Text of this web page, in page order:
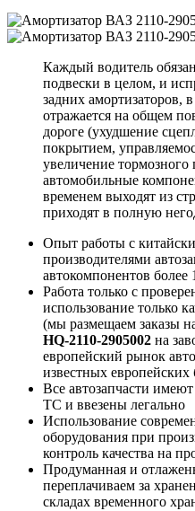
Каждый водитель
подвески в целом, и
задних амортизаторов,
отражается на общем
дороге (ухудшение
покрытием,
увеличение тормозного
автомобильные
временем выходят из
приходят в полную
Опыт работы с
производителями
автокомпонентов более
Работа только с
использование только
(мы размещаем заказы
HQ-2110-2905002 на
европейский рынок
известных европейских
Все автозапчасти
ТС и ввезены легально
Использование
оборудования при
контроль качества на
Продуманная и
переплачиваем за
складах временного